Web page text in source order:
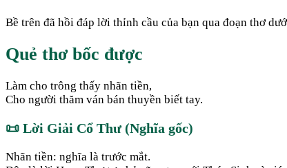
Bề trên đã hồi đáp lời thỉnh cầu của bạn qua đoạn thơ
Quẻ thơ bốc được
Làm cho trông thấy nhãn tiền,
Cho người thăm ván bán thuyền biết tay.
📜 Lời Giải Cổ Thư (Nghĩa gốc)
Nhãn tiền: nghĩa là trước mắt.